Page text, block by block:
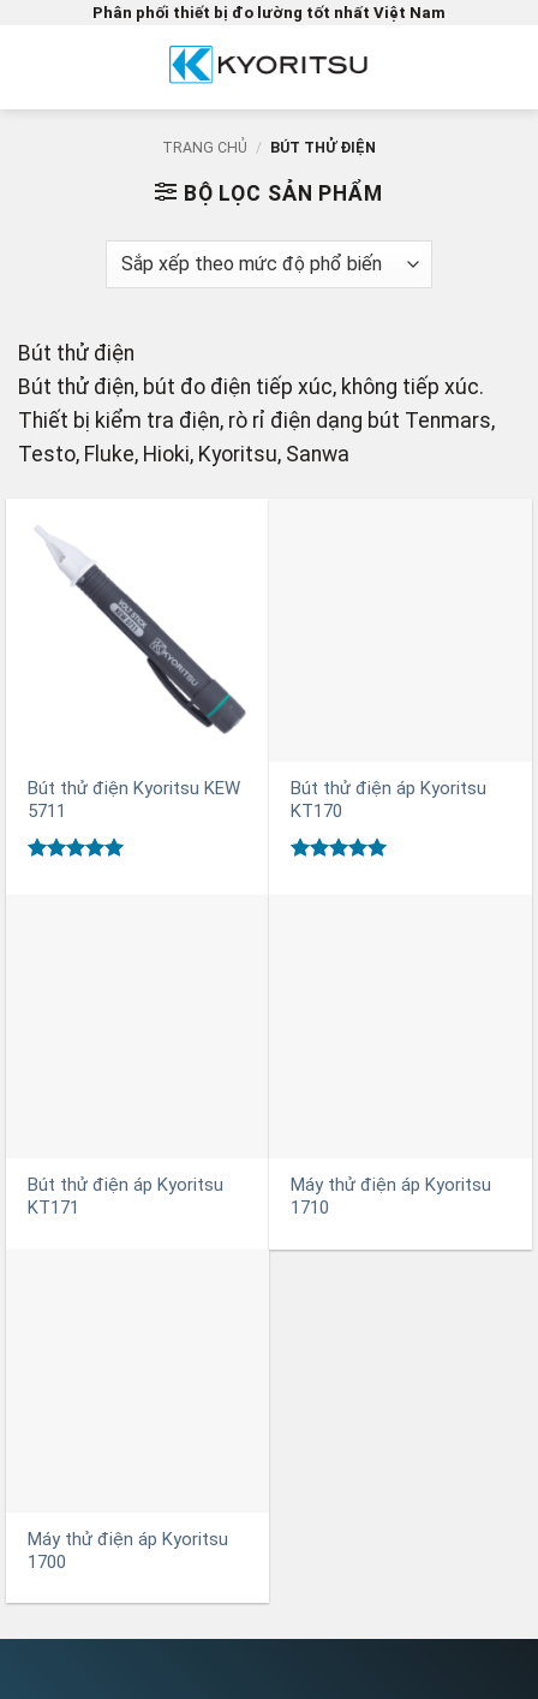
dung
Phân phối thiết bị đo lường tốt nhất Việt Nam
TRANG CHỦ / BÚT THỬ ĐIỆN
BỘ LỌC SẢN PHẨM
Bút thử điện
Bút thử điện, bút đo điện tiếp xúc, không tiếp xúc.
Thiết bị kiểm tra điện, rò rỉ điện dạng bút Tenmars,
Testo, Fluke, Hioki, Kyoritsu, Sanwa
Bút thử điện Kyoritsu KEW
5711
Bút thử điện áp Kyoritsu
KT170
Bút thử điện áp Kyoritsu
KT171
Máy thử điện áp Kyoritsu
1710
Máy thử điện áp Kyoritsu
1700